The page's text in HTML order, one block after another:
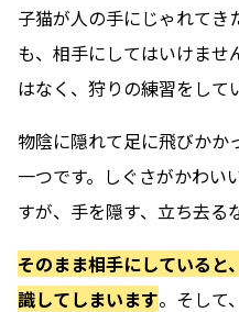
子猫が人の手にじゃれてき
も、相手にしてはいけませ
はなく、狩りの練習をして
物陰に隠れて足に飛びかか
一つです。しぐさがかわい
すが、手を隠す、立ち去る
そのまま相手にしていると
識してしまいます。そして